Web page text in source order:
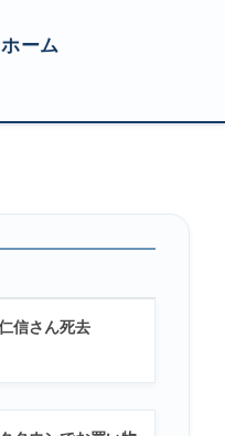
ホーム
信さん死去